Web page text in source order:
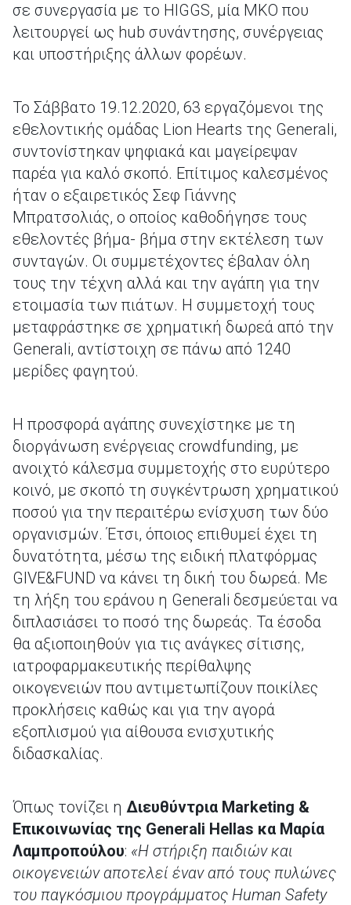
σε συνεργασία με το HIGGS, μία ΜΚΟ που
λειτουργεί ως hub συνάντησης, συνέργειας
και υποστήριξης άλλων φορέων.
Το Σάββατο 19.12.2020, 63 εργαζόμενοι της
εθελοντικής ομάδας Lion Hearts της Generali,
συντονίστηκαν ψηφιακά και μαγείρεψαν
παρέα για καλό σκοπό. Επίτιμος καλεσμένος
ήταν ο εξαιρετικός Σεφ Γιάννης
Μπρατσολιάς, ο οποίος καθοδήγησε τους
εθελοντές βήμα- βήμα στην εκτέλεση των
συνταγών. Οι συμμετέχοντες έβαλαν όλη
τους την τέχνη αλλά και την αγάπη για την
ετοιμασία των πιάτων. Η συμμετοχή τους
μεταφράστηκε σε χρηματική δωρεά από την
Generali, αντίστοιχη σε πάνω από 1240
μερίδες φαγητού.
Η προσφορά αγάπης συνεχίστηκε με τη
διοργάνωση ενέργειας crowdfunding, με
ανοιχτό κάλεσμα συμμετοχής στο ευρύτερο
κοινό, με σκοπό τη συγκέντρωση χρηματικού
ποσού για την περαιτέρω ενίσχυση των δύο
οργανισμών. Έτσι, όποιος επιθυμεί έχει τη
δυνατότητα, μέσω της ειδική πλατφόρμας
GIVE&FUND να κάνει τη δική του δωρεά. Mε
τη λήξη του εράνου η Generali δεσμεύεται να
διπλασιάσει το ποσό της δωρεάς. Τα έσοδα
θα αξιοποιηθούν για τις ανάγκες σίτισης,
ιατροφαρμακευτικής περίθαλψης
οικογενειών που αντιμετωπίζουν ποικίλες
προκλήσεις καθώς και για την αγορά
εξοπλισμού για αίθουσα ενισχυτικής
διδασκαλίας.
Όπως τονίζει η Διευθύντρια Marketing &
Επικοινωνίας της Generali Hellas κα Μαρία
Λαμπροπούλου: «Η στήριξη παιδιών και
οικογενειών αποτελεί έναν από τους πυλώνες
του παγκόσμιου προγράμματος Human Safety